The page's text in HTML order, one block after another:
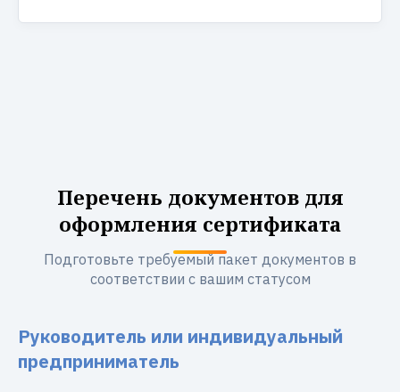
Перечень документов для
оформления сертификата
Подготовьте требуемый пакет документов в
соответствии с вашим статусом
Руководитель или индивидуальный
предприниматель